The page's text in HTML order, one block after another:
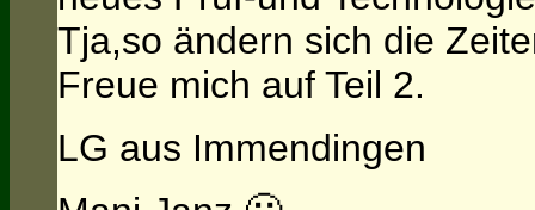
Tja,so ändern sich die
Freue mich auf Teil 2.
LG aus Immendingen